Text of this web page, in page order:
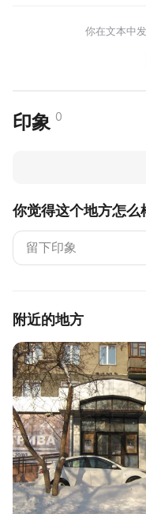
你在文本中
印象 0
你觉得这个地方怎么
附近的地方